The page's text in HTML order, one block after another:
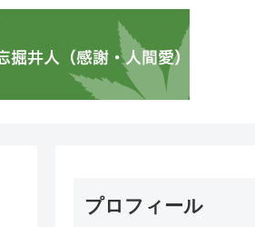
プロフィール